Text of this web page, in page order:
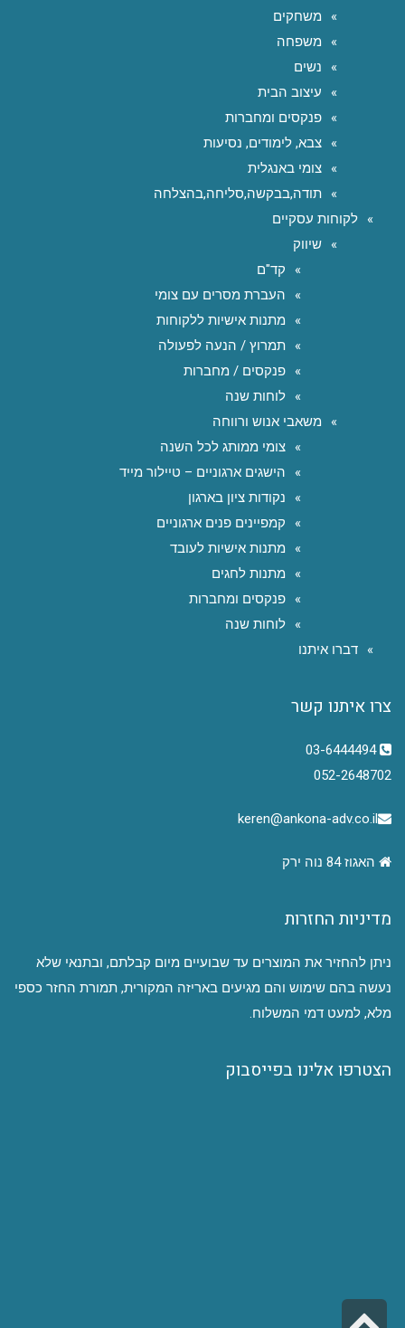
משחקים
משפחה
נשים
עיצוב הבית
פנקסים ומחברות
צבא, לימודים, נסיעות
צומי באנגלית
תודה,בבקשה,סליחה,בהצלחה
לקוחות עסקיים
שיווק
קד"ם
העברת מסרים עם צומי
מתנות אישיות ללקוחות
תמרוץ / הנעה לפעולה
פנקסים / מחברות
לוחות שנה
משאבי אנוש ורווחה
צומי ממותג לכל השנה
הישגים ארגוניים – טיילור מייד
נקודות ציון בארגון
קמפיינים פנים ארגוניים
מתנות אישיות לעובד
מתנות לחגים
פנקסים ומחברות
לוחות שנה
דברו איתנו
צרו איתנו קשר
03-6444494
052-2648702
keren@ankona-adv.co.il
האגוז 84 נוה ירק
מדיניות החזרות
ניתן להחזיר את המוצרים עד שבועיים מיום קבלתם, ובתנאי שלא
נעשה בהם שימוש והם מגיעים באריזה המקורית, תמורת החזר כספי
מלא, למעט דמי המשלוח.
הצטרפו אלינו בפייסבוק